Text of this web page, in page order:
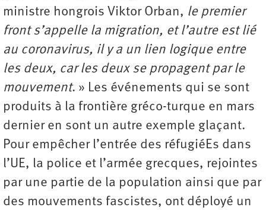
ministre hongrois Viktor Orban, le premier
front s’appelle la migration, et l’autre est lié
au coronavirus, il y a un lien logique entre
les deux, car les deux se propagent par le
mouvement. » Les événements qui se sont
produits à la frontière gréco-turque en mars
dernier en sont un autre exemple glaçant.
Pour empêcher l’entrée des réfugiéEs dans
l’UE, la police et l’armée grecques, rejointes
par une partie de la population ainsi que par
des mouvements fascistes, ont déployé un